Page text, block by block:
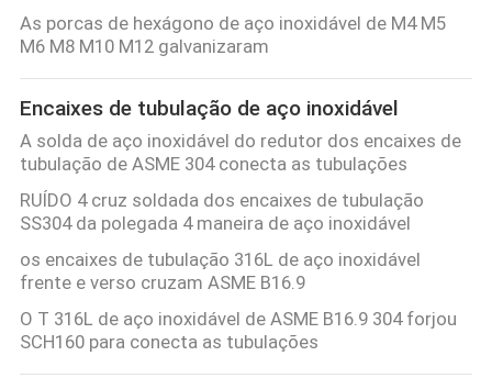
CONTROLE
DA
QUALIDADE
CONTACTE-
NOS
NOTÍCIA
CASOS
As porcas de hexágono de aço inoxidável de M4 M5
M6 M8 M10 M12 galvanizaram
Encaixes de tubulação de aço inoxidável
A solda de aço inoxidável do redutor dos encaixes de
tubulação de ASME 304 conecta as tubulações
RUÍDO 4 cruz soldada dos encaixes de tubulação
SS304 da polegada 4 maneira de aço inoxidável
os encaixes de tubulação 316L de aço inoxidável
frente e verso cruzam ASME B16.9
O T 316L de aço inoxidável de ASME B16.9 304 forjou
SCH160 para conecta as tubulações